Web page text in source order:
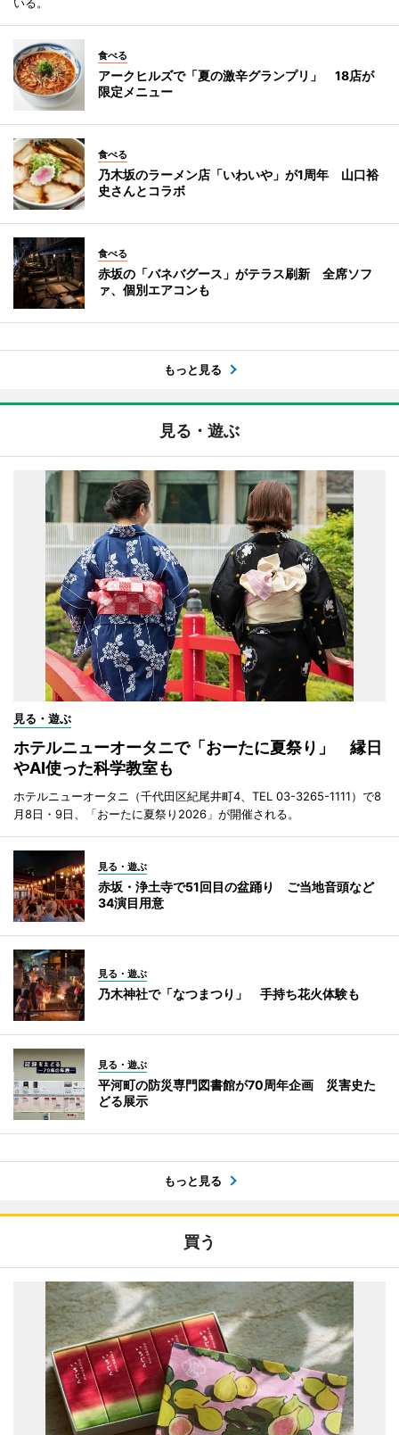
食べる
アークヒルズで「夏の激辛グランプリ」 18店が
限定メニュー
食べる
乃木坂のラーメン店「いわいや」が1周年 山口裕
史さんとコラボ
食べる
赤坂の「バネバグース」がテラス刷新 全席ソフ
ァ、個別エアコンも
もっと見る
見る・遊ぶ
見る・遊ぶ
ホテルニューオータニで「おーたに夏祭り」 縁日
やAI使った科学教室も
ホテルニューオータニ（千代田区紀尾井町4、TEL 03-3265-1111）で8
月8日・9日、「おーたに夏祭り2026」が開催される。
見る・遊ぶ
赤坂・浄土寺で51回目の盆踊り ご当地音頭など
34演目用意
見る・遊ぶ
乃木神社で「なつまつり」 手持ち花火体験も
見る・遊ぶ
平河町の防災専門図書館が70周年企画 災害史た
どる展示
もっと見る
買う